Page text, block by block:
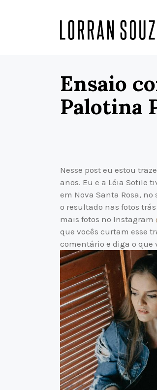
Ensaio
Palotina
Nesse post eu estou
anos. Eu e a Léia Sotile
em Nova Santa Rosa,
o resultado nas fotos
mais fotos no Instagram
que vocês curtam esse
comentário e diga o que